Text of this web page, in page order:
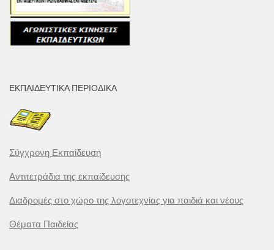
ΕΚΠΑΙΔΕΥΤΙΚΆ ΠΕΡΙΟΔΙΚΆ
Σύγχρονη Εκπαίδευση
Αντιτετράδια της εκπαίδευσης
Διαδρομές στο χώρο της λογοτεχνίας για παιδιά και νέους
Θέματα Παιδείας